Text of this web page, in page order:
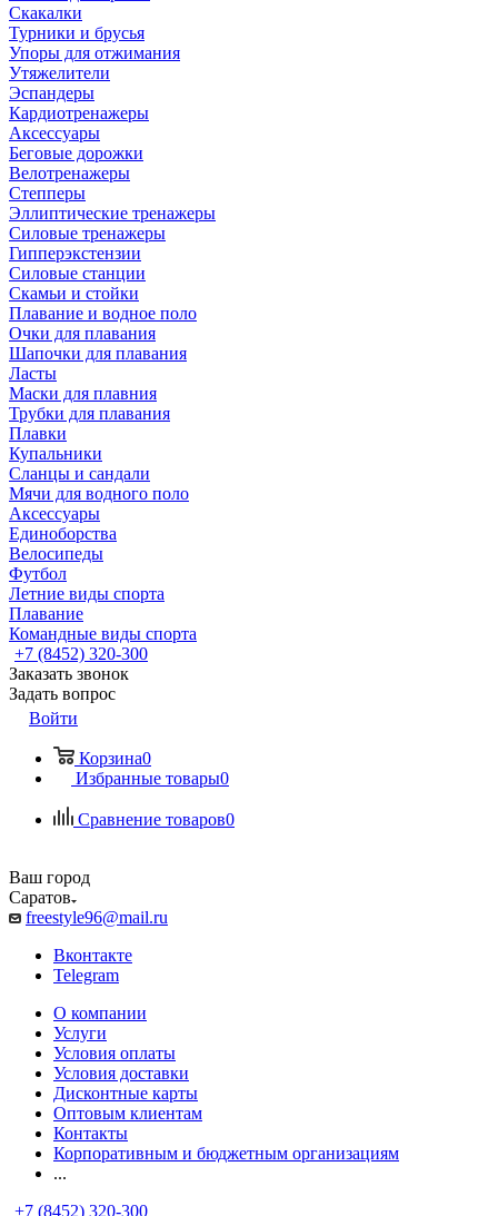
Скакалки
Турники и брусья
Упоры для отжимания
Утяжелители
Эспандеры
Кардиотренажеры
Аксессуары
Беговые дорожки
Велотренажеры
Степперы
Эллиптические тренажеры
Силовые тренажеры
Гипперэкстензии
Силовые станции
Скамьи и стойки
Плавание и водное поло
Очки для плавания
Шапочки для плавания
Ласты
Маски для плавния
Трубки для плавания
Плавки
Купальники
Сланцы и сандали
Мячи для водного поло
Аксессуары
Единоборства
Велосипеды
Футбол
Летние виды спорта
Плавание
Командные виды спорта
+7 (8452) 320-300
Заказать звонок
Задать вопрос
Войти
Корзина0
Избранные товары0
Сравнение товаров0
Ваш город
Саратов
freestyle96@mail.ru
Вконтакте
Telegram
О компании
Услуги
Условия оплаты
Условия доставки
Дисконтные карты
Оптовым клиентам
Контакты
Корпоративным и бюджетным организациям
...
+7 (8452) 320-300